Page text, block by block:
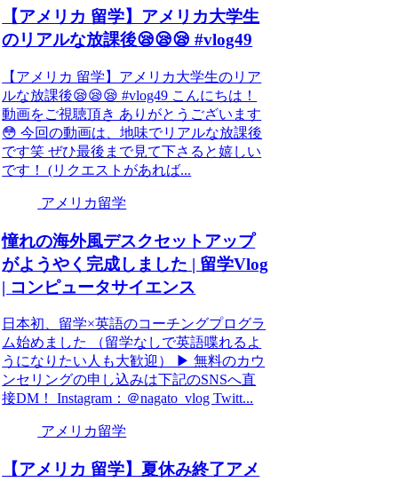
【アメリカ 留学】アメリカ大学生
のリアルな放課後😪😪😪 #vlog49
【アメリカ 留学】アメリカ大学生のリア
ルな放課後😪😪😪 #vlog49 こんにちは！
動画をご視聴頂き ありがとうございます
😳 今回の動画は、地味でリアルな放課後
です笑 ぜひ最後まで見て下さると嬉しい
です！ (リクエストがあれば...
アメリカ留学
憧れの海外風デスクセットアップ
がようやく完成しました | 留学Vlog
| コンピュータサイエンス
日本初、留学×英語のコーチングプログラ
ム始めました （留学なしで英語喋れるよ
うになりたい人も大歓迎） ▶︎ 無料のカウ
ンセリングの申し込みは下記のSNSへ直
接DM！ Instagram：＠nagato_vlog Twitt...
アメリカ留学
【アメリカ 留学】夏休み終了アメ